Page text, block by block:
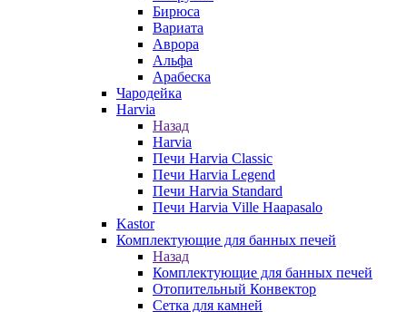
Бирюса
Вариата
Аврора
Альфа
Арабеска
Чародейка
Harvia
Назад
Harvia
Печи Harvia Classic
Печи Harvia Legend
Печи Harvia Standard
Печи Harvia Ville Haapasalo
Kastor
Комплектующие для банных печей
Назад
Комплектующие для банных печей
Отопительный Конвектор
Сетка для камней